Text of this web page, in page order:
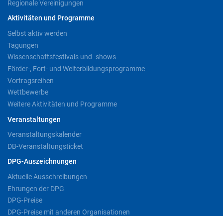
Regionale Vereinigungen
Aktivitäten und Programme
Selbst aktiv werden
Tagungen
Wissenschaftsfestivals und -shows
Förder-, Fort- und Weiterbildungsprogramme
Vortragsreihen
Wettbewerbe
Weitere Aktivitäten und Programme
Veranstaltungen
Veranstaltungskalender
DB-Veranstaltungsticket
DPG-Auszeichnungen
Aktuelle Ausschreibungen
Ehrungen der DPG
DPG-Preise
DPG-Preise mit anderen Organisationen